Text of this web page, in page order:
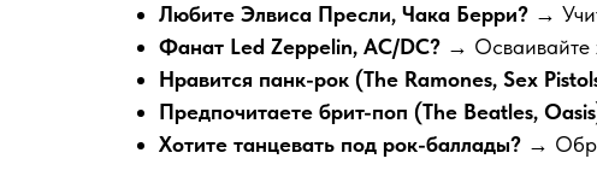
Любите Элвиса Пресли, Чака Берри? →
Фанат Led Zeppelin, AC/DC? → Осваивайте
Нравится панк-рок (The Ramones, Sex
Предпочитаете брит-поп (The Beatles,
Хотите танцевать под рок-баллады? →